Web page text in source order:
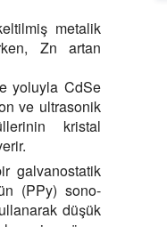
metalik
Zn artan
yoluyla CdSe
ve ultrasonik
kristal
galvanostatik
(PPy) sono-
düşük